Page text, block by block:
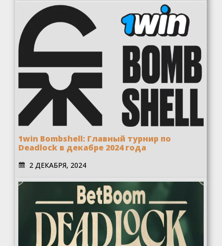
1win Bombshell: Главный турнир по
Deadlock в декабре 2024 года
2 ДЕКАБРЯ, 2024